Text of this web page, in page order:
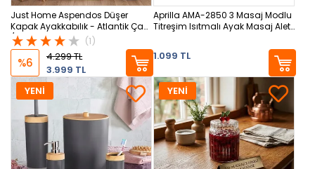
Just Home Aspendos Düşer
Kapak Ayakkabılık - Atlantik Çam
/ Beyaz
(1)
%6
4.299 TL
3.999 TL
Aprilla AMA-2850 3 Masaj Modlu
Titreşim Isıtmalı Ayak Masaj Aleti
1.099 TL
YENİ YENİ